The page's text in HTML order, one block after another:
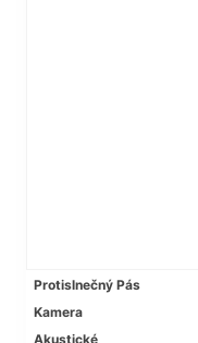
Protislnečný Pás
Kamera
Akustické